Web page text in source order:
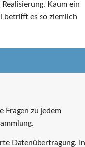
Kaum ein
betrifft es so ziemlich
Fragen zu jedem
Datenübertragung. In